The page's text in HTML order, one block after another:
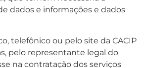
dados e informações e dados
telefônico ou pelo site da CACIP
pelo representante legal do
na contratação dos serviços